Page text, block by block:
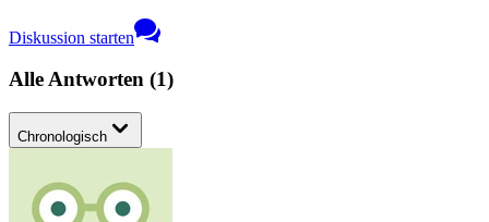
Diskussion starten
Alle Antworten (1)
Chronologisch